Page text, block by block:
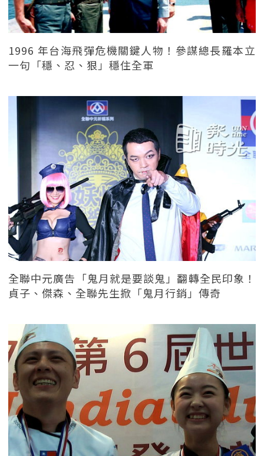
1996 年台海飛彈危機關鍵人物！參謀總長羅本立
一句「穩、忍、狠」穩住全軍
全聯中元廣告「鬼月就是要談鬼」翻轉全民印象！
貞子、傑森、全聯先生掀「鬼月行銷」傳奇